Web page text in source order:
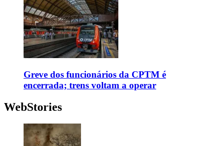
Greve dos funcionários da CPTM é
encerrada; trens voltam a operar
WebStories